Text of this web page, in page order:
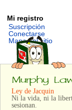
Mi registro
Suscripción
Conectarse
Mapa del sitio
Ley de Jacquin
Ni la vida, ni la
sesionan.